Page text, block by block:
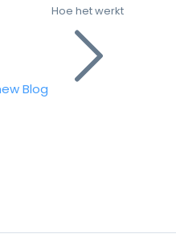
Blog
Hoe het werkt